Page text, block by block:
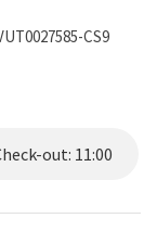
CS9
out: 11:00